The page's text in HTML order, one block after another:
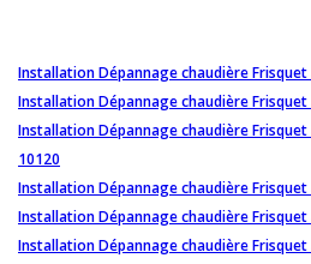
Installation Dépannage chaudière Frisquet
Installation Dépannage chaudière
Installation Dépannage chaudière
10120
Installation Dépannage chaudière Frisquet
Installation Dépannage chaudière
Installation Dépannage chaudière